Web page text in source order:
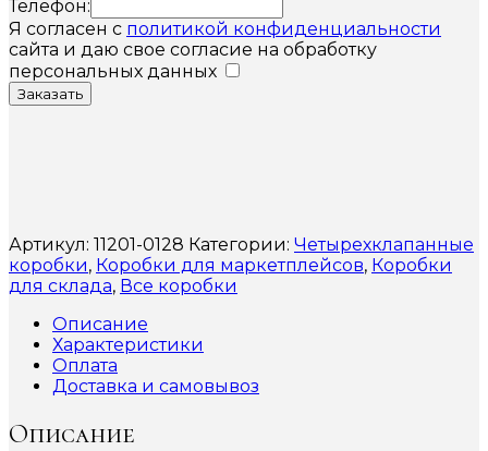
Телефон:
Я согласен с политикой конфиденциальности
сайта и даю свое согласие на обработку
персональных данных
Заказать
Артикул: 11201-0128 Категории: Четырехклапанные
коробки, Коробки для маркетплейсов, Коробки
для склада, Все коробки
Описание
Характеристики
Оплата
Доставка и самовывоз
Описание